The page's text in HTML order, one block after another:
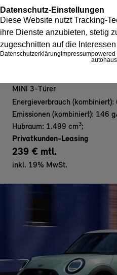
MINI 3-Türer
Energieverbrauch
Emissionen (kombiniert): 146
Hubraum: 1.499 cm3;
Privatkunden-Leasing
239 € mtl.
inkl. 19% MwSt.